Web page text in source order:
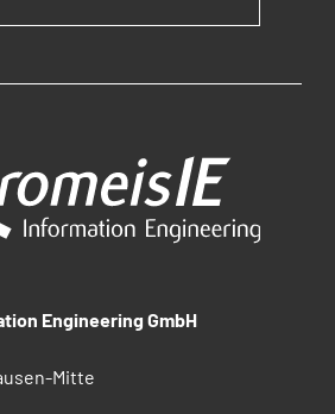
Engineering GmbH
Mitte